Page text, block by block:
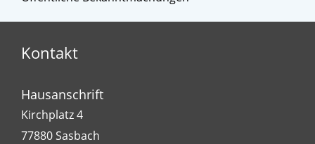
Kontakt
Hausanschrift
Kirchplatz 4
77880Sasbach